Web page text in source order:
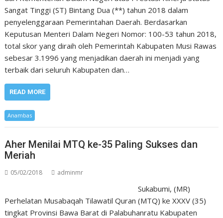
Sangat Tinggi (ST) Bintang Dua (**) tahun 2018 dalam
penyelenggaraan Pemerintahan Daerah. Berdasarkan
Keputusan Menteri Dalam Negeri Nomor: 100-53 tahun 2018,
total skor yang diraih oleh Pemerintah Kabupaten Musi Rawas
sebesar 3.1996 yang menjadikan daerah ini menjadi yang
terbaik dari seluruh Kabupaten dan…
READ MORE
Anambas
Aher Menilai MTQ ke-35 Paling Sukses dan
Meriah
05/02/2018 adminmr
Sukabumi, (MR)
Perhelatan Musabaqah Tilawatil Quran (MTQ) ke XXXV (35)
tingkat Provinsi Bawa Barat di Palabuhanratu Kabupaten